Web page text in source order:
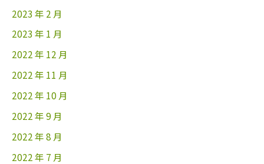
2023 年 2 月
2023 年 1 月
2022 年 12 月
2022 年 11 月
2022 年 10 月
2022 年 9 月
2022 年 8 月
2022 年 7 月